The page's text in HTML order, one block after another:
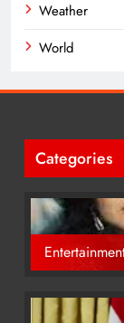
Weather
World
Categories